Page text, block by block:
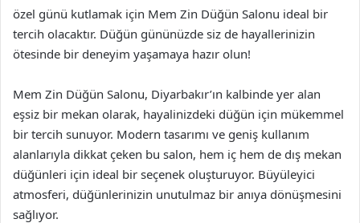
özel günü kutlamak için Mem Zin Düğün Salonu ideal bir
tercih olacaktır. Düğün gününüzde siz de hayallerinizin
ötesinde bir deneyim yaşamaya hazır olun!
Mem Zin Düğün Salonu, Diyarbakır’ın kalbinde yer alan
eşsiz bir mekan olarak, hayalinizdeki düğün için mükemmel
bir tercih sunuyor. Modern tasarımı ve geniş kullanım
alanlarıyla dikkat çeken bu salon, hem iç hem de dış mekan
düğünleri için ideal bir seçenek oluşturuyor. Büyüleyici
atmosferi, düğünlerinizin unutulmaz bir anıya dönüşmesini
sağlıyor.